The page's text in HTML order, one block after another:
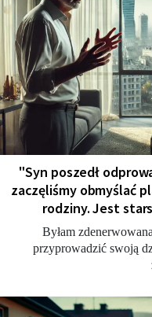
"Syn poszedł
zaczęliśmy obmyślać
rodziny. Jest
Byłam
przyprowadzić swoją